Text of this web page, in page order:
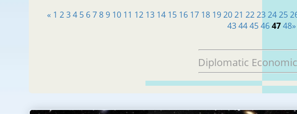
« 1 234 5 6789 10 11 12 13 14 15 16 17 18 192021 22232425
434445464748»
Diplomatic